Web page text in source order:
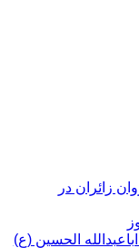
زائران در
الحسین (ع)